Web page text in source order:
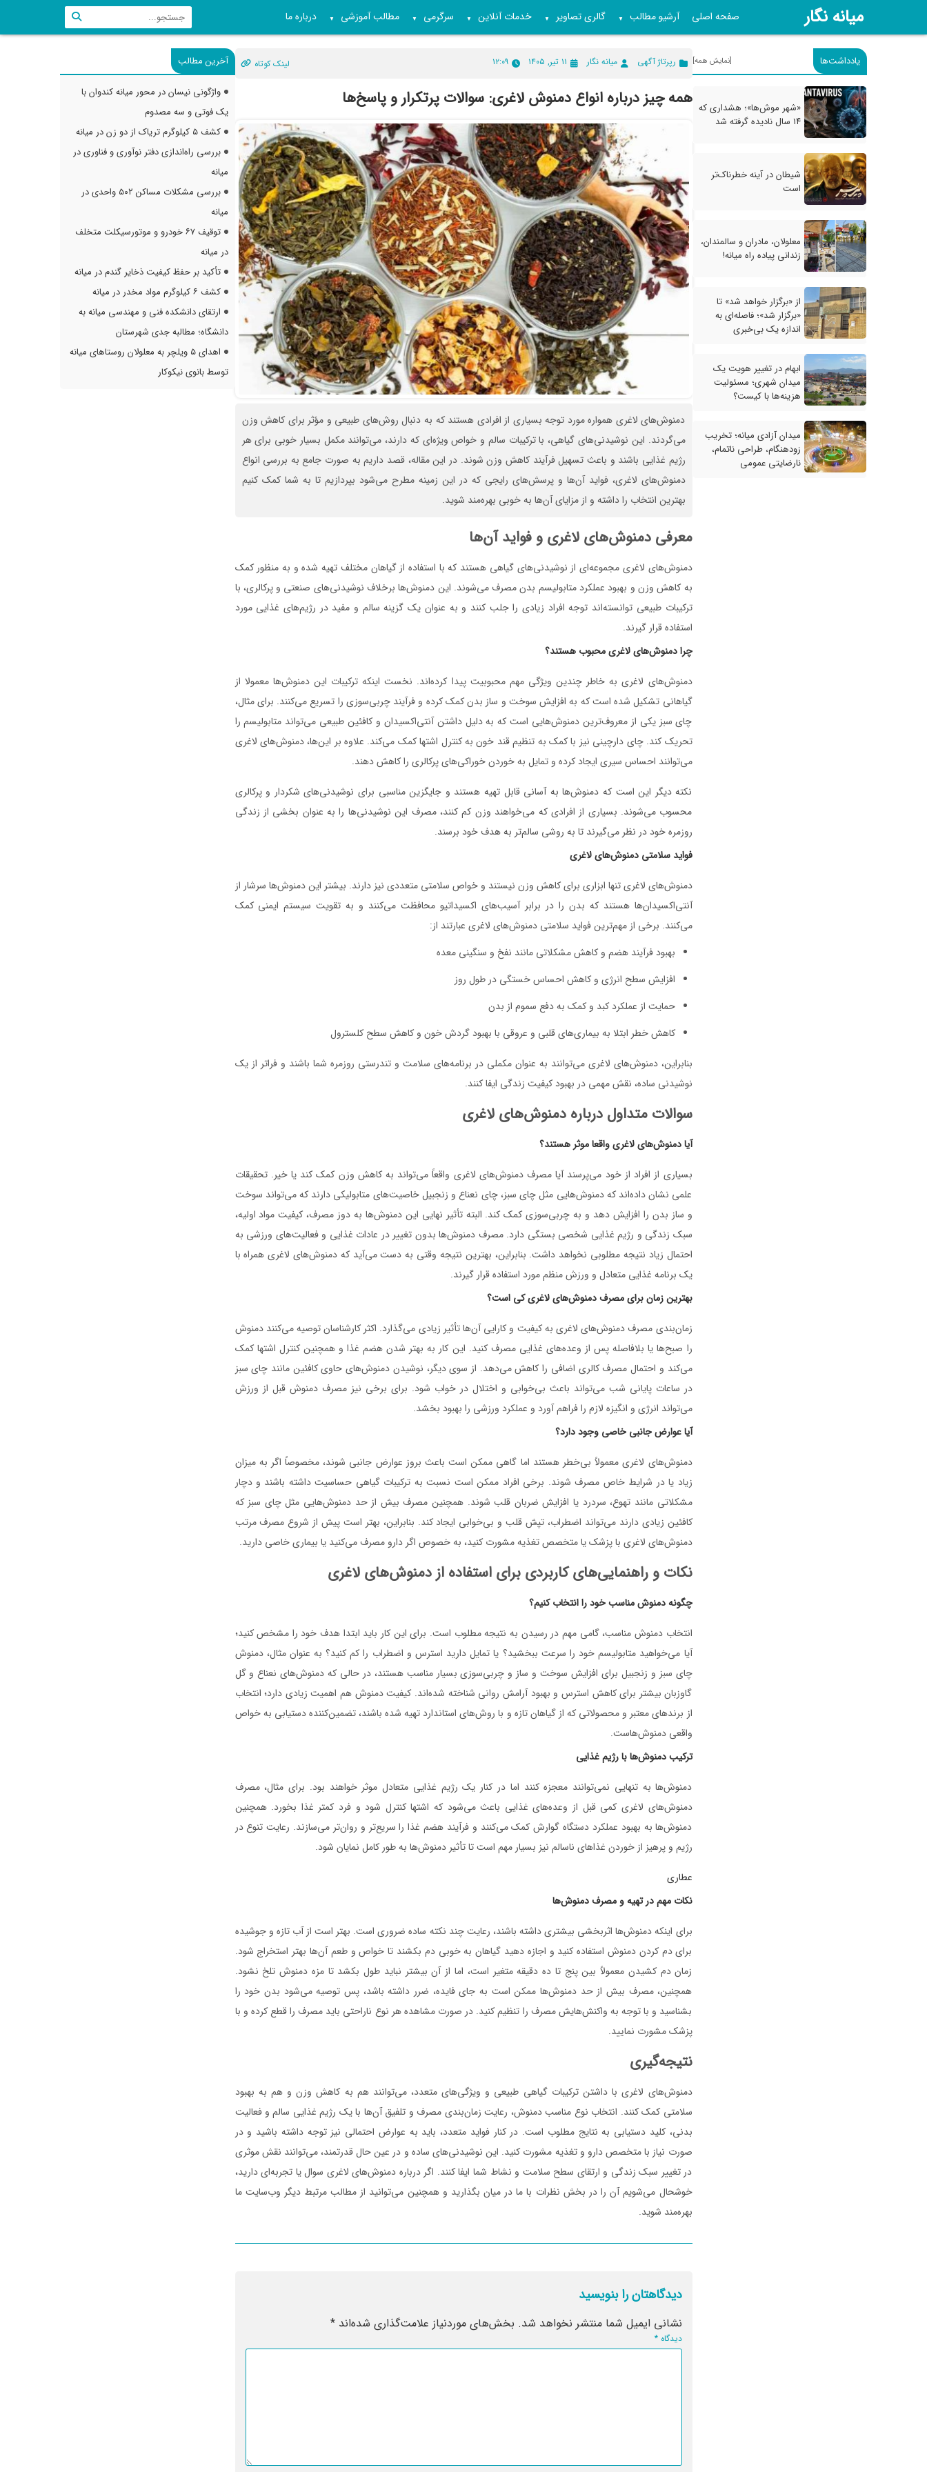
میانه نگار صفحه اصلی آرشیو مطالب ▼ گالری تصاویر ▼ خدمات آنلاین ▼ سرگرمی ▼ مطالب آموزشی ▼ درباره ما
یادداشت‌ها [نمایش همه]
«شهر موش‌ها»؛ هشداری که
۱۴ سال نادیده گرفته شد
شیطان در آینه خطرناک‌تر
است
معلولان، مادران و سالمندان،
زندانی پیاده راه میانه!
از «برگزار خواهد شد» تا
«برگزار شد»؛ فاصله‌ای به
اندازه یک بی‌خبری
ابهام در تغییر هویت یک
میدان شهری؛ مسئولیت
هزینه‌ها با کیست؟
میدان آزادی میانه؛ تخریب
زودهنگام، طراحی ناتمام،
نارضایتی عمومی
رپرتاژ آگهی میانه نگار ۱۱ تیر, ۱۴۰۵ ۱۲:۰۹ لینک کوتاه
همه چیز درباره انواع دمنوش لاغری: سوالات پرتکرار و پاسخ‌ها
دمنوش‌های لاغری همواره مورد توجه بسیاری از افرادی هستند که به دنبال روش‌های طبیعی و مؤثر برای کاهش وزن
می‌گردند. این نوشیدنی‌های گیاهی، با ترکیبات سالم و خواص ویژه‌ای که دارند، می‌توانند مکمل بسیار خوبی برای هر
رژیم غذایی باشند و باعث تسهیل فرآیند کاهش وزن شوند. در این مقاله، قصد داریم به صورت جامع به بررسی انواع
دمنوش‌های لاغری، فواید آن‌ها و پرسش‌های رایجی که در این زمینه مطرح می‌شود بپردازیم تا به شما کمک کنیم
بهترین انتخاب را داشته و از مزایای آن‌ها به خوبی بهره‌مند شوید.
معرفی دمنوش‌های لاغری و فواید آن‌ها
دمنوش‌های لاغری مجموعه‌ای از نوشیدنی‌های گیاهی هستند که با استفاده از گیاهان مختلف تهیه شده و به منظور کمک
به کاهش وزن و بهبود عملکرد متابولیسم بدن مصرف می‌شوند. این دمنوش‌ها برخلاف نوشیدنی‌های صنعتی و پرکالری، با
ترکیبات طبیعی توانسته‌اند توجه افراد زیادی را جلب کنند و به عنوان یک گزینه سالم و مفید در رژیم‌های غذایی مورد
استفاده قرار گیرند.
چرا دمنوش‌های لاغری محبوب هستند؟
دمنوش‌های لاغری به خاطر چندین ویژگی مهم محبوبیت پیدا کرده‌اند. نخست اینکه ترکیبات این دمنوش‌ها معمولا از
گیاهانی تشکیل شده است که به افزایش سوخت و ساز بدن کمک کرده و فرآیند چربی‌سوزی را تسریع می‌کنند. برای مثال،
چای سبز یکی از معروف‌ترین دمنوش‌هایی است که به دلیل داشتن آنتی‌اکسیدان‌ و کافئین طبیعی می‌تواند متابولیسم را
تحریک کند. چای دارچینی نیز با کمک به تنظیم قند خون به کنترل اشتها کمک می‌کند. علاوه بر این‌ها، دمنوش‌های لاغری
می‌توانند احساس سیری ایجاد کرده و تمایل به خوردن خوراکی‌های پرکالری را کاهش دهند.
نکته دیگر این است که دمنوش‌ها به آسانی قابل تهیه هستند و جایگزین مناسبی برای نوشیدنی‌های شکردار و پرکالری
محسوب می‌شوند. بسیاری از افرادی که می‌خواهند وزن کم کنند، مصرف این نوشیدنی‌ها را به عنوان بخشی از زندگی
روزمره خود در نظر می‌گیرند تا به روشی سالم‌تر به هدف خود برسند.
فواید سلامتی دمنوش‌های لاغری
دمنوش‌های لاغری تنها ابزاری برای کاهش وزن نیستند و خواص سلامتی متعددی نیز دارند. بیشتر این دمنوش‌ها سرشار از
آنتی‌اکسیدان‌ها هستند که بدن را در برابر آسیب‌های اکسیداتیو محافظت می‌کنند و به تقویت سیستم ایمنی کمک
می‌کنند. برخی از مهم‌ترین فواید سلامتی دمنوش‌های لاغری عبارتند از:
بهبود فرآیند هضم و کاهش مشکلاتی مانند نفخ و سنگینی معده
افزایش سطح انرژی و کاهش احساس خستگی در طول روز
حمایت از عملکرد کبد و کمک به دفع سموم از بدن
کاهش خطر ابتلا به بیماری‌های قلبی و عروقی با بهبود گردش خون و کاهش سطح کلسترول
بنابراین، دمنوش‌های لاغری می‌توانند به عنوان مکملی در برنامه‌های سلامت و تندرستی روزمره شما باشند و فراتر از یک
نوشیدنی ساده، نقش مهمی در بهبود کیفیت زندگی ایفا کنند.
سوالات متداول درباره دمنوش‌های لاغری
آیا دمنوش‌های لاغری واقعا موثر هستند؟
بسیاری از افراد از خود می‌پرسند آیا مصرف دمنوش‌های لاغری واقعاً می‌تواند به کاهش وزن کمک کند یا خیر. تحقیقات
علمی نشان داده‌اند که دمنوش‌هایی مثل چای سبز، چای نعناع و زنجبیل خاصیت‌های متابولیکی دارند که می‌تواند سوخت
و ساز بدن را افزایش دهد و به چربی‌سوزی کمک کند. البته تأثیر نهایی این دمنوش‌ها به دوز مصرف، کیفیت مواد اولیه،
سبک زندگی و رژیم غذایی شخصی بستگی دارد. مصرف دمنوش‌ها بدون تغییر در عادات غذایی و فعالیت‌های ورزشی به
احتمال زیاد نتیجه مطلوبی نخواهد داشت. بنابراین، بهترین نتیجه وقتی به دست می‌آید که دمنوش‌های لاغری همراه با
یک برنامه غذایی متعادل و ورزش منظم مورد استفاده قرار گیرند.
بهترین زمان برای مصرف دمنوش‌های لاغری کی است؟
زمان‌بندی مصرف دمنوش‌های لاغری به کیفیت و کارایی آن‌ها تأثیر زیادی می‌گذارد. اکثر کارشناسان توصیه می‌کنند دمنوش
را صبح‌ها یا بلافاصله پس از وعده‌های غذایی مصرف کنید. این کار به بهتر شدن هضم غذا و همچنین کنترل اشتها کمک
می‌کند و احتمال مصرف کالری اضافی را کاهش می‌دهد. از سوی دیگر، نوشیدن دمنوش‌های حاوی کافئین مانند چای سبز
در ساعات پایانی شب می‌تواند باعث بی‌خوابی و اختلال در خواب شود. برای برخی نیز مصرف دمنوش قبل از ورزش
می‌تواند انرژی و انگیزه لازم را فراهم آورد و عملکرد ورزشی را بهبود بخشد.
آیا عوارض جانبی خاصی وجود دارد؟
دمنوش‌های لاغری معمولاً بی‌خطر هستند اما گاهی ممکن است باعث بروز عوارض جانبی شوند، مخصوصاً اگر به میزان
زیاد یا در شرایط خاص مصرف شوند. برخی افراد ممکن است نسبت به ترکیبات گیاهی حساسیت داشته باشند و دچار
مشکلاتی مانند تهوع، سردرد یا افزایش ضربان قلب شوند. همچنین مصرف بیش از حد دمنوش‌هایی مثل چای سبز که
کافئین زیادی دارند می‌تواند اضطراب، تپش قلب و بی‌خوابی ایجاد کند. بنابراین، بهتر است پیش از شروع مصرف مرتب
دمنوش‌های لاغری با پزشک یا متخصص تغذیه مشورت کنید، به خصوص اگر دارو مصرف می‌کنید یا بیماری خاصی دارید.
نکات و راهنمایی‌های کاربردی برای استفاده از دمنوش‌های لاغری
چگونه دمنوش مناسب خود را انتخاب کنیم؟
انتخاب دمنوش مناسب، گامی مهم در رسیدن به نتیجه مطلوب است. برای این کار باید ابتدا هدف خود را مشخص کنید؛
آیا می‌خواهید متابولیسم خود را سرعت ببخشید؟ یا تمایل دارید استرس و اضطراب را کم کنید؟ به عنوان مثال، دمنوش
چای سبز و زنجبیل برای افزایش سوخت و ساز و چربی‌سوزی بسیار مناسب هستند، در حالی که دمنوش‌های نعناع و گل
گاوزبان بیشتر برای کاهش استرس و بهبود آرامش روانی شناخته شده‌اند. کیفیت دمنوش هم اهمیت زیادی دارد؛ انتخاب
از برندهای معتبر و محصولاتی که از گیاهان تازه و با روش‌های استاندارد تهیه شده باشند، تضمین‌کننده دستیابی به خواص
واقعی دمنوش‌هاست.
ترکیب دمنوش‌ها با رژیم غذایی
دمنوش‌ها به تنهایی نمی‌توانند معجزه کنند اما در کنار یک رژیم غذایی متعادل موثر خواهند بود. برای مثال، مصرف
دمنوش‌های لاغری کمی قبل از وعده‌های غذایی باعث می‌شود که اشتها کنترل شود و فرد کمتر غذا بخورد. همچنین
دمنوش‌ها به بهبود عملکرد دستگاه گوارش کمک می‌کنند و فرآیند هضم غذا را سریع‌تر و روان‌تر می‌سازند. رعایت تنوع در
رژیم و پرهیز از خوردن غذاهای ناسالم نیز بسیار مهم است تا تأثیر دمنوش‌ها به طور کامل نمایان شود.
عطاری
نکات مهم در تهیه و مصرف دمنوش‌ها
برای اینکه دمنوش‌ها اثربخشی بیشتری داشته باشند، رعایت چند نکته ساده ضروری است. بهتر است از آب تازه و جوشیده
برای دم کردن دمنوش استفاده کنید و اجازه دهید گیاهان به خوبی دم بکشند تا خواص و طعم آن‌ها بهتر استخراج شود.
زمان دم کشیدن معمولاً بین پنج تا ده دقیقه متغیر است، اما از آن بیشتر نباید طول بکشد تا مزه دمنوش تلخ نشود.
همچنین، مصرف بیش از حد دمنوش‌ها ممکن است به جای فایده، ضرر داشته باشد، پس توصیه می‌شود بدن خود را
بشناسید و با توجه به واکنش‌هایش مصرف را تنظیم کنید. در صورت مشاهده هر نوع ناراحتی باید مصرف را قطع کرده و با
پزشک مشورت نمایید.
نتیجه‌گیری
دمنوش‌های لاغری با داشتن ترکیبات گیاهی طبیعی و ویژگی‌های متعدد، می‌توانند هم به کاهش وزن و هم به بهبود
سلامتی کمک کنند. انتخاب نوع مناسب دمنوش، رعایت زمان‌بندی مصرف و تلفیق آن‌ها با یک رژیم غذایی سالم و فعالیت
بدنی، کلید دستیابی به نتایج مطلوب است. در کنار فواید متعدد، باید به عوارض احتمالی نیز توجه داشته باشید و در
صورت نیاز با متخصص دارو و تغذیه مشورت کنید. این نوشیدنی‌های ساده و در عین حال قدرتمند، می‌توانند نقش موثری
در تغییر سبک زندگی و ارتقای سطح سلامت و نشاط شما ایفا کنند. اگر درباره دمنوش‌های لاغری سوال یا تجربه‌ای دارید،
خوشحال می‌شویم آن را در بخش نظرات با ما در میان بگذارید و همچنین می‌توانید از مطالب مرتبط دیگر وب‌سایت ما
بهره‌مند شوید.
دیدگاهتان را بنویسید
نشانی ایمیل شما منتشر نخواهد شد. بخش‌های موردنیاز علامت‌گذاری شده‌اند*
دیدگاه*
آخرین مطالب
واژگونی نیسان در محور میانه کندوان با
یک فوتی و سه مصدوم
کشف ۵ کیلوگرم تریاک از دو زن در میانه
بررسی راه‌اندازی دفتر نوآوری و فناوری در
میانه
بررسی مشکلات مساکن ۵۰۲ واحدی در
میانه
توقیف ۶۷ خودرو و موتورسیکلت متخلف
در میانه
تأکید بر حفظ کیفیت ذخایر گندم در میانه
کشف ۶ کیلوگرم مواد مخدر در میانه
ارتقای دانشکده فنی و مهندسی میانه به
دانشگاه؛ مطالبه جدی شهرستان
اهدای ۵ ویلچر به معلولان روستاهای میانه
توسط بانوی نیکوکار